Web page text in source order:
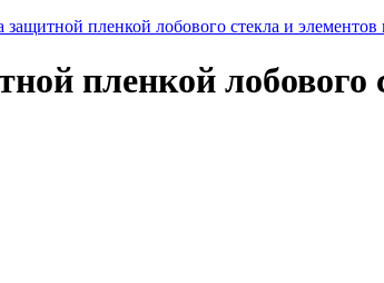
защитной пленкой лобового стекла и элементов
пленкой лобового